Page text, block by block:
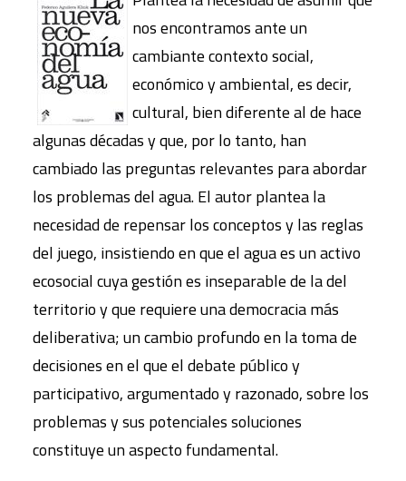
nos encontramos ante un
cambiante contexto social,
económico y ambiental, es decir,
cultural, bien diferente al de hace
algunas décadas y que, por lo tanto, han
cambiado las preguntas relevantes para abordar
los problemas del agua. El autor plantea la
necesidad de repensar los conceptos y las reglas
del juego, insistiendo en que el agua es un activo
ecosocial cuya gestión es inseparable de la del
territorio y que requiere una democracia más
deliberativa; un cambio profundo en la toma de
decisiones en el que el debate público y
participativo, argumentado y razonado, sobre los
problemas y sus potenciales soluciones
constituye un aspecto fundamental.